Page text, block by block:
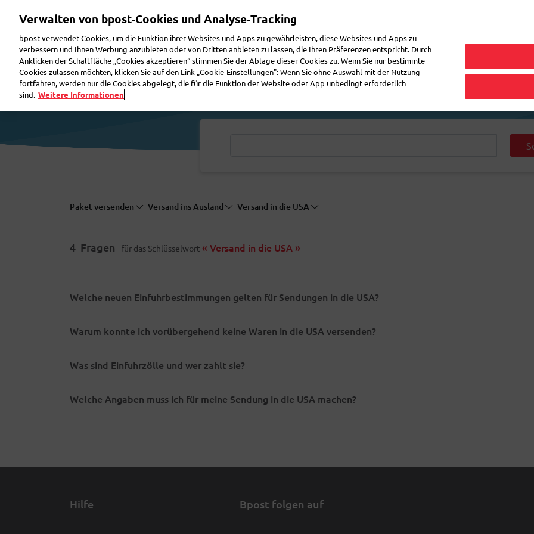
Paket versenden Paket erhalten Brief versenden Post nachsenden Häufig gestellte Fragen eShop
Paket versenden Versand ins Ausland Versand in die USA
4 Fragen für das Schlüsselwort « Versand in die USA »
Welche neuen Einfuhrbestimmungen gelten für Sendungen in die USA?
Warum konnte ich vorübergehend keine Waren in die USA versenden?
Was sind Einfuhrzölle und wer zahlt sie?
Welche Angaben muss ich für meine Sendung in die USA machen?
Hilfe Bpost folgen auf
Verwalten von bpost‑Cookies und Analyse‑Tracking
bpost verwendet Cookies, um die Funktion ihrer Websites und Apps zu gewährleisten, diese Websites und Apps zu
verbessern und Ihnen Werbung anzubieten oder von Dritten anbieten zu lassen, die Ihren Präferenzen entspricht. Durch
Anklicken der Schaltfläche „Cookies akzeptieren“ stimmen Sie der Ablage dieser Cookies zu. Wenn Sie nur bestimmte
Cookies zulassen möchten, klicken Sie auf den Link „Cookie-Einstellungen": Wenn Sie ohne Auswahl mit der Nutzung
fortfahren, werden nur die Cookies abgelegt, die für die Funktion der Website oder App unbedingt erforderlich
sind. Weitere Informationen